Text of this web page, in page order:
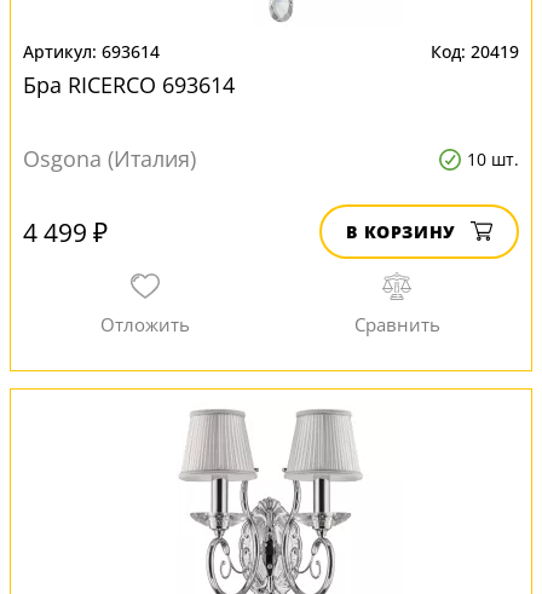
693614 20419
Бра RICERCO 693614
Osgona (Италия) 10 шт.
4 499 ₽ В КОРЗИНУ